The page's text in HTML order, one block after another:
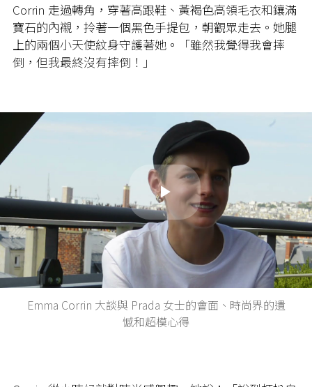
Corrin 走過轉角，穿著高跟鞋、黃褐色高領毛衣和鑲滿
寶石的內襯，拎著一個黑色手提包，朝觀眾走去。她腿
上的兩個小天使紋身守護著她。「雖然我覺得我會摔
倒，但我最終沒有摔倒！」
Play
Video
Emma Corrin 大談與 Prada 女士的會面、時尚界的遺
憾和超模心得